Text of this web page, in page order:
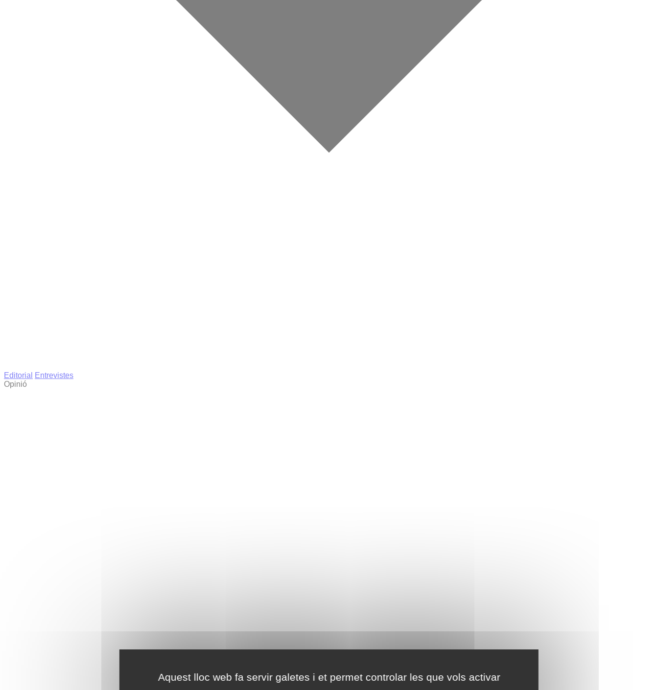
Aquest lloc web fa servir galetes i et permet controlar les que vols activar
Editorial
Entrevistes
Opinió